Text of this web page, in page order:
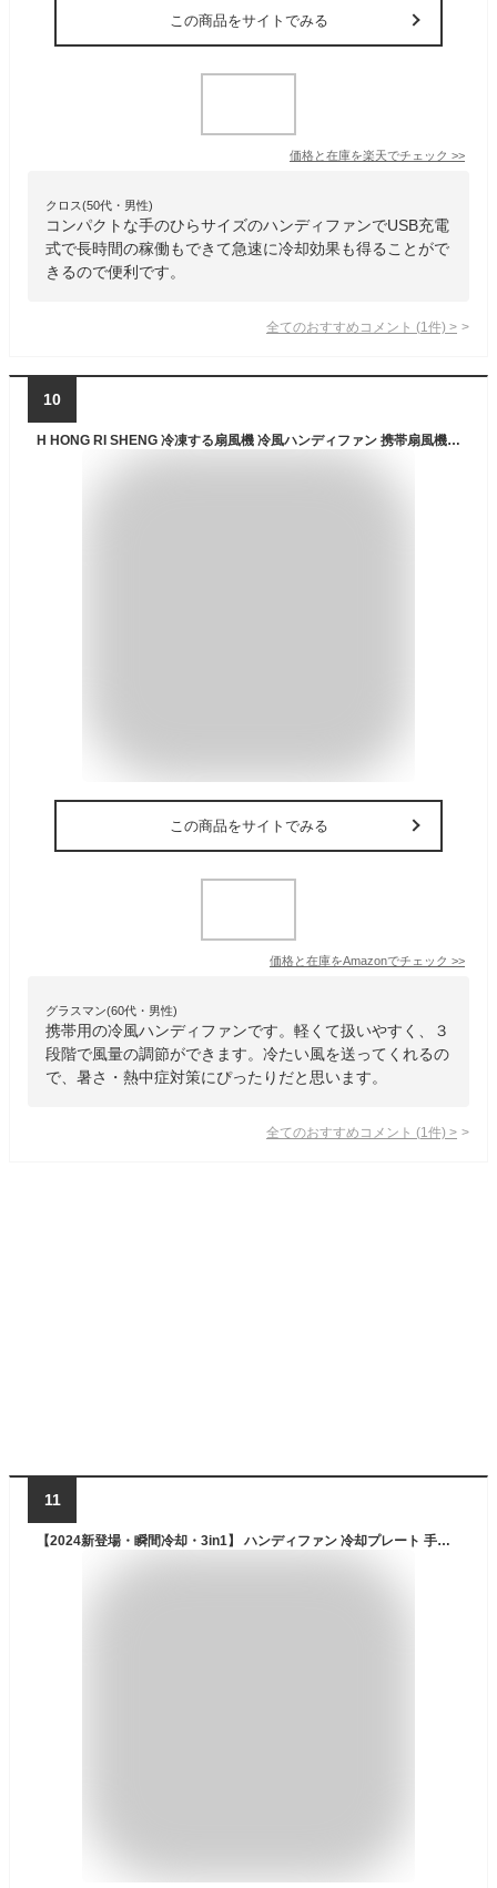
この商品をサイトでみる
価格と在庫を楽天でチェック >>
クロス(50代・男性)
コンパクトな手のひらサイズのハンディファンでUSB充電
式で長時間の稼働もできて急速に冷却効果も得ることがで
きるので便利です。
全てのおすすめコメント (1 件) >
10
H HONG RI SHENG 冷凍する扇風機 冷風ハンディファン 携帯扇風機 軽量 手持ち/卓上両用 ハンディ扇風機 静音 ミニファン USB充電式 2000mAh 3段階風量調節 熱中症対策 (ホワイト)
この商品をサイトでみる
価格と在庫をAmazonでチェック >>
グラスマン(60代・男性)
携帯用の冷風ハンディファンです。軽くて扱いやすく、３
段階で風量の調節ができます。冷たい風を送ってくれるの
で、暑さ・熱中症対策にぴったりだと思います。
全てのおすすめコメント (1 件) >
11
【2024新登場・瞬間冷却・3in1】 ハンディファン 冷却プレート 手持ち扇風機 6800mAh大容量 携帯扇風機 静音 1-100無段階風量 強力 卓上扇風機 ペルチェ 冷却 最大-17℃冷やす 手持ち 扇風機 小型 ハンディ扇風機 ハンディ ファン ミニファン カラビナ 掛け 小型扇風機 Type-C 充電式 軽量 熱中症対策 暑さ対策 通勤 通学 アウトドア 屋外 キャンプ (ホワイト)